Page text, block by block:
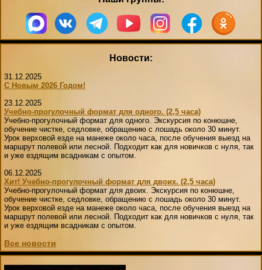
Новости:
31.12.2025
С Новым 2026 Годом!
23.12.2025
Учебно-прогулочный формат для одного. (2,5 часа)
Учебно-прогулочный формат для одного. Экскурсия по конюшне,
обучение чистке, седловке, обращению с лошадь около 30 минут.
Урок верховой езде на манеже около часа, после обучения выезд на
маршрут полевой или лесной. Подходит как для новичков с нуля, так
и уже ездящим всадникам с опытом.
06.12.2025
Хит! Учебно-прогулочный формат для двоих. (2,5 часа)
Учебно-прогулочный формат для двоих. Экскурсия по конюшне,
обучение чистке, седловке, обращению с лошадь около 30 минут.
Урок верховой езде на манеже около часа, после обучения выезд на
маршрут полевой или лесной. Подходит как для новичков с нуля, так
и уже ездящим всадникам с опытом.
Все новости